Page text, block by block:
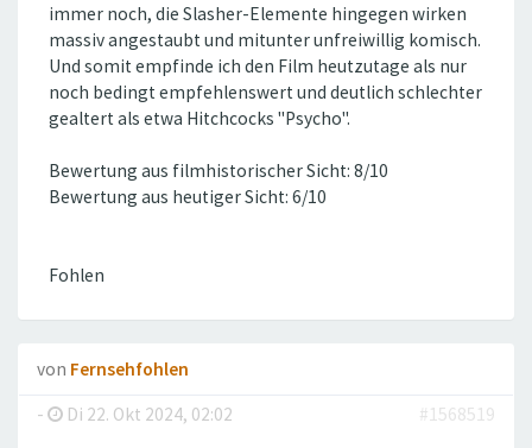
immer noch, die Slasher-Elemente hingegen wirken
massiv angestaubt und mitunter unfreiwillig komisch.
Und somit empfinde ich den Film heutzutage als nur
noch bedingt empfehlenswert und deutlich schlechter
gealtert als etwa Hitchcocks "Psycho".
Bewertung aus filmhistorischer Sicht: 8/10
Bewertung aus heutiger Sicht: 6/10
Fohlen
von Fernsehfohlen
-
Di 22. Okt 2024, 02:02 #1568519